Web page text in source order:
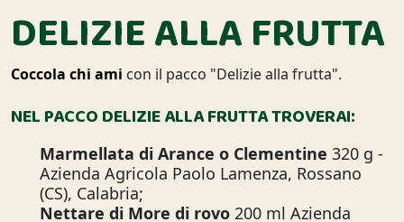
DELIZIE ALLA FRUTTA
Coccola chi ami con il pacco "Delizie alla frutta".
NEL PACCO DELIZIE ALLA FRUTTA TROVERAI:
Marmellata di Arance o Clementine 320 g -
Azienda Agricola Paolo Lamenza, Rossano
(CS), Calabria;
Nettare di More di rovo 200 ml Azienda